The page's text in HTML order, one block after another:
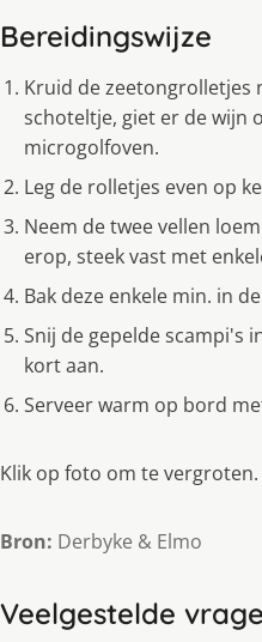
Bereidingswijze
Kruid de zeetongrolletjes
schoteltje, giet er de wijn
microgolfoven.
Leg de rolletjes even op
Neem de twee vellen
erop, steek vast met
Bak deze enkele min. in
Snij de gepelde scampi's
kort aan.
Serveer warm op bord
Klik op foto om te vergroten.
Bron: Derbyke & Elmo
Veelgestelde